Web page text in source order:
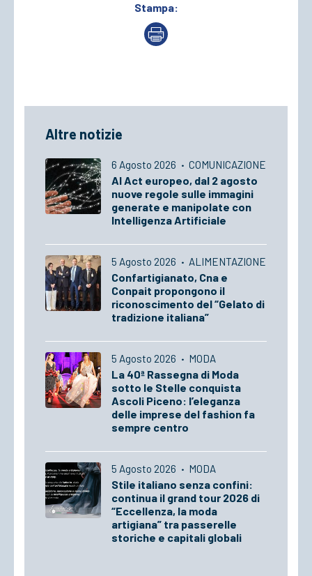
Stampa:
Altre notizie
6 Agosto 2026 · COMUNICAZIONE
AI Act europeo, dal 2 agosto
nuove regole sulle immagini
generate e manipolate con
Intelligenza Artificiale
5 Agosto 2026 · ALIMENTAZIONE
Confartigianato, Cna e
Conpait propongono il
riconoscimento del “Gelato di
tradizione italiana”
5 Agosto 2026 · MODA
La 40ª Rassegna di Moda
sotto le Stelle conquista
Ascoli Piceno: l’eleganza
delle imprese del fashion fa
sempre centro
5 Agosto 2026 · MODA
Stile italiano senza confini:
continua il grand tour 2026 di
“Eccellenza, la moda
artigiana” tra passerelle
storiche e capitali globali